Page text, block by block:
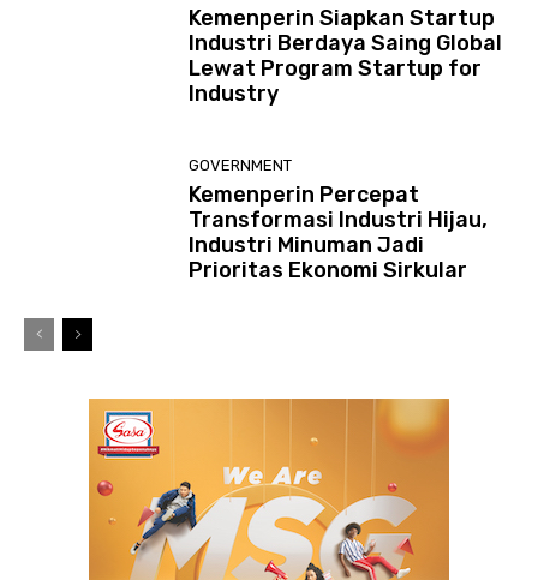
Kemenperin Siapkan Startup
Industri Berdaya Saing Global
Lewat Program Startup for
Industry
GOVERNMENT
Kemenperin Percepat
Transformasi Industri Hijau,
Industri Minuman Jadi
Prioritas Ekonomi Sirkular